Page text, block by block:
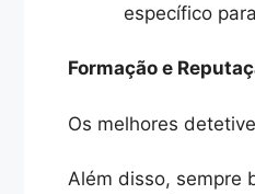
específico
Formação e
Os melhores
Além disso, sempre